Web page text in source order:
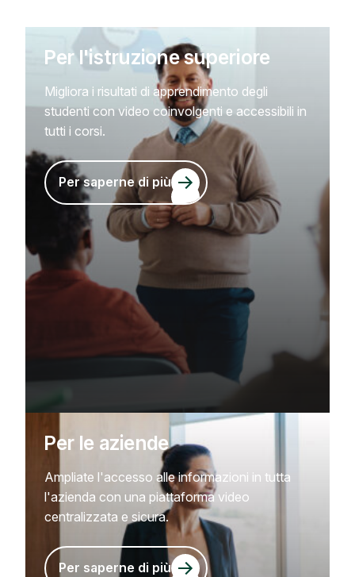
Per l'istruzione superiore
Migliora i risultati di apprendimento degli
studenti con video coinvolgenti e accessibili in
tutti i corsi.
Per saperne di più
Per le aziende
Ampliate l'accesso alle informazioni in tutta
l'azienda con una piattaforma video
centralizzata e sicura.
Per saperne di più